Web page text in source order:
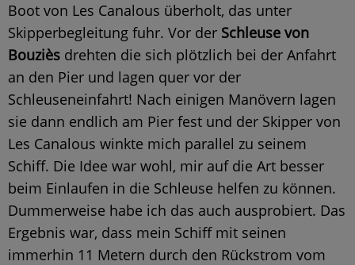
Boot von Les Canalous überholt, das unter
Skipperbegleitung fuhr. Vor der Schleuse von
Bouziès drehten die sich plötzlich bei der Anfahrt
an den Pier und lagen quer vor der
Schleuseneinfahrt! Nach einigen Manövern lagen
sie dann endlich am Pier fest und der Skipper von
Les Canalous winkte mich parallel zu seinem
Schiff. Die Idee war wohl, mir auf die Art besser
beim Einlaufen in die Schleuse helfen zu können.
Dummerweise habe ich das auch ausprobiert. Das
Ergebnis war, dass mein Schiff mit seinen
immerhin 11 Metern durch den Rückstrom vom